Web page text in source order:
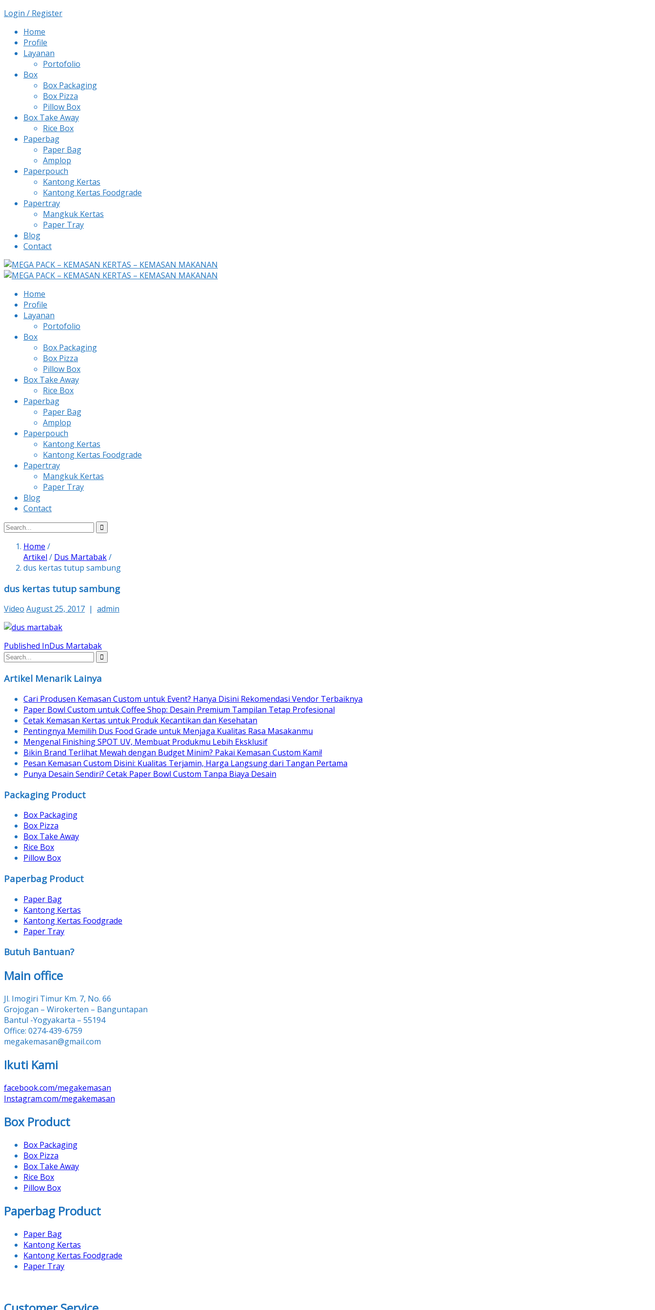
Login / Register
Home
Profile
Layanan
Portofolio
Box
Box Packaging
Box Pizza
Pillow Box
Box Take Away
Rice Box
Paperbag
Paper Bag
Amplop
Paperpouch
Kantong Kertas
Kantong Kertas Foodgrade
Papertray
Mangkuk Kertas
Paper Tray
Blog
Contact
Home
Profile
Layanan
Portofolio
Box
Box Packaging
Box Pizza
Pillow Box
Box Take Away
Rice Box
Paperbag
Paper Bag
Amplop
Paperpouch
Kantong Kertas
Kantong Kertas Foodgrade
Papertray
Mangkuk Kertas
Paper Tray
Blog
Contact
Home /
Artikel / Dus Martabak/
dus kertas tutup sambung
dus kertas tutup sambung
Video August 25, 2017 | admin
Post
navigation
Published InDus Martabak
Artikel Menarik Lainya
Cari Produsen Kemasan Custom untuk Event? Hanya Disini Rekomendasi Vendor Terbaiknya
Paper Bowl Custom untuk Coffee Shop: Desain Premium Tampilan Tetap Profesional
Cetak Kemasan Kertas untuk Produk Kecantikan dan Kesehatan
Pentingnya Memilih Dus Food Grade untuk Menjaga Kualitas Rasa Masakanmu
Mengenal Finishing SPOT UV, Membuat Produkmu Lebih Eksklusif
Bikin Brand Terlihat Mewah dengan Budget Minim? Pakai Kemasan Custom Kami!
Pesan Kemasan Custom Disini: Kualitas Terjamin, Harga Langsung dari Tangan Pertama
Punya Desain Sendiri? Cetak Paper Bowl Custom Tanpa Biaya Desain
Packaging Product
Box Packaging
Box Pizza
Box Take Away
Rice Box
Pillow Box
Paperbag Product
Paper Bag
Kantong Kertas
Kantong Kertas Foodgrade
Paper Tray
Butuh Bantuan?
Main office
Jl. Imogiri Timur Km. 7, No. 66
Grojogan – Wirokerten – Banguntapan
Bantul -Yogyakarta – 55194
Office: 0274-439-6759
megakemasan@gmail.com
Ikuti Kami
facebook.com/megakemasan
Instagram.com/megakemasan
Box Product
Box Packaging
Box Pizza
Box Take Away
Rice Box
Pillow Box
Paperbag Product
Paper Bag
Kantong Kertas
Kantong Kertas Foodgrade
Paper Tray